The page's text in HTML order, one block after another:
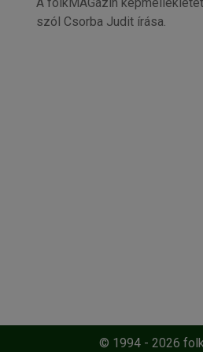
A folkMAGazin
szól Csorba Judit írása.
© 1994 - 2026